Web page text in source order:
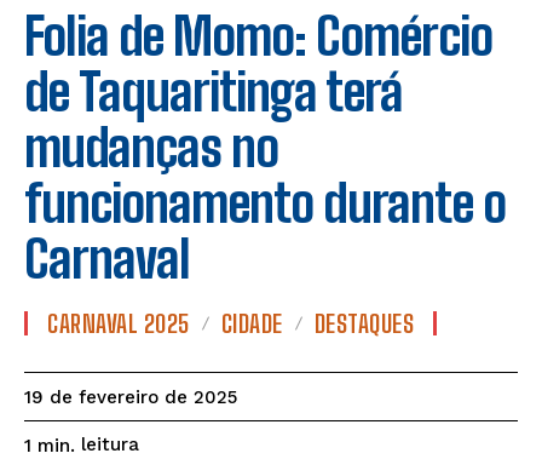
Folia de Momo: Comércio
de Taquaritinga terá
mudanças no
funcionamento durante o
Carnaval
CARNAVAL 2025 CIDADE DESTAQUES
19 de fevereiro de 2025
1 min. leitura